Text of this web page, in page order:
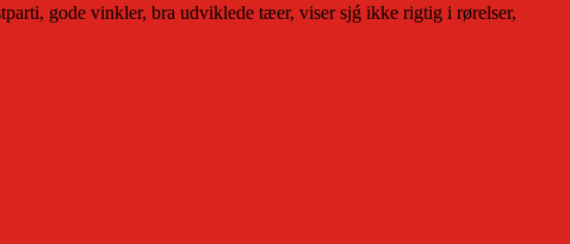
gode vinkler, bra udviklede tæer, viser sjǵ ikke rigtig i rørelser,